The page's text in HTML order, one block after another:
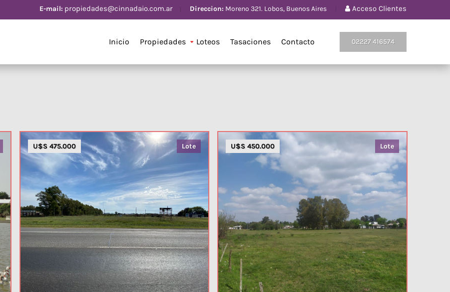
E-mail: propiedades@cinnadaio.com.ar Direccion: Moreno 321. Lobos, Buenos Aires Acceso Clientes
02227 416574
Inicio Propiedades Loteos Tasaciones Contacto
U$S 475.000 Lote U$S 450.000 Lote